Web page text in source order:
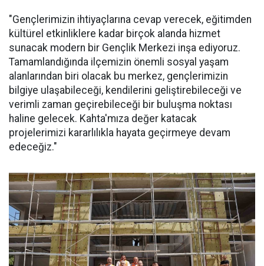
"Gençlerimizin ihtiyaçlarına cevap verecek, eğitimden
kültürel etkinliklere kadar birçok alanda hizmet
sunacak modern bir Gençlik Merkezi inşa ediyoruz.
Tamamlandığında ilçemizin önemli sosyal yaşam
alanlarından biri olacak bu merkez, gençlerimizin
bilgiye ulaşabileceği, kendilerini geliştirebileceği ve
verimli zaman geçirebileceği bir buluşma noktası
haline gelecek. Kahta'mıza değer katacak
projelerimizi kararlılıkla hayata geçirmeye devam
edeceğiz."